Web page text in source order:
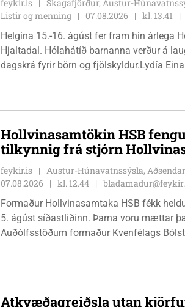
feykir.is
Skagafjörður, Austur-
Listir og menning
07.08.2026 kl. 13.41
Helgina 15.-16. ágúst fer fram hin árlega
Hjaltadal. Hólahátíð barnanna verður á
dagskrá fyrir börn og fjölskyldur.Lydía
Hollvinasamtökin HSB
tilkynnig frá stjórn
feykir.is
Austur-Húnavatnssýsla,
07.08.2026
kl. 12.44
Formaður Hollvinasamtaka HSB fékk
5. ágúst síðastliðinn. Þarna voru mættar
Auðólfsstöðum formaður Kvenfélags
höggbylgjutæki í aðstöðu sjúkraþjálfara.
Atkvæðagreiðsla utan